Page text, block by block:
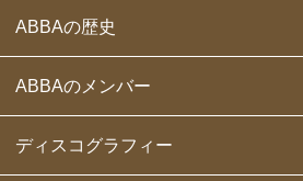
ABBAの歴史
ABBAのメンバー
ディスコグラフィー